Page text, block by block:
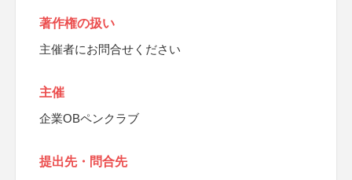
著作権の扱い
主催者にお問合せください
主催
企業OBペンクラブ
提出先・問合先